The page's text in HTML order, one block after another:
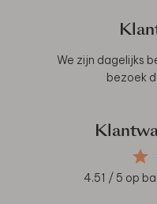
We zijn dagelijks
bezoek
4.51 / 5 op